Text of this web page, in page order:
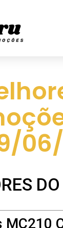
MC210